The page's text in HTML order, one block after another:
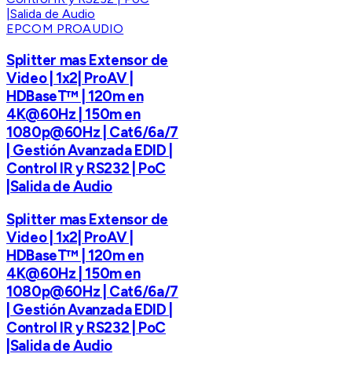
EPCOM PROAUDIO
Splitter mas Extensor de
Video | 1x2| ProAV |
HDBaseT™ | 120m en
4K@60Hz | 150m en
1080p@60Hz | Cat6/6a/7
| Gestión Avanzada EDID |
Control IR y RS232 | PoC
|Salida de Audio
Splitter mas Extensor de
Video | 1x2| ProAV |
HDBaseT™ | 120m en
4K@60Hz | 150m en
1080p@60Hz | Cat6/6a/7
| Gestión Avanzada EDID |
Control IR y RS232 | PoC
|Salida de Audio